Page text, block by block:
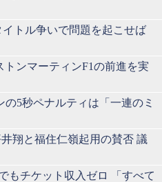
トル争いで問題を起こせば
ンマーティンF1の前進を実
5秒ペナルティは「一連のミ
翔と福住仁嶺起用の賛否 議
もチケット収入ゼロ 「すべて